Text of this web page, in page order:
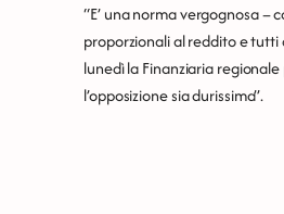
“E’ una norma vergognosa –
proporzionali al reddito e
lunedì la Finanziaria
l’opposizione sia durissima”.